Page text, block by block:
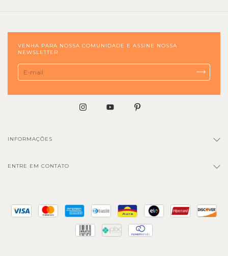
VENHA PARA NOSSA COMUNIDADE E ASSINE NOSSA
NEWSLETTER
INFORMAÇÕES
ENTRE EM CONTATO